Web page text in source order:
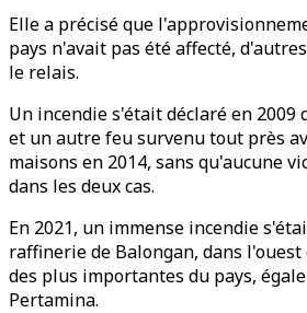
Elle a précisé que
pays n'avait pas été affecté,
le relais.
Un incendie s'était déclaré en 2009
et un autre feu survenu tout près
maisons en 2014, sans qu'aucune
dans les deux cas.
En 2021, un immense incendie
raffinerie de Balongan, dans l'ouest
des plus importantes du pays,
Pertamina.